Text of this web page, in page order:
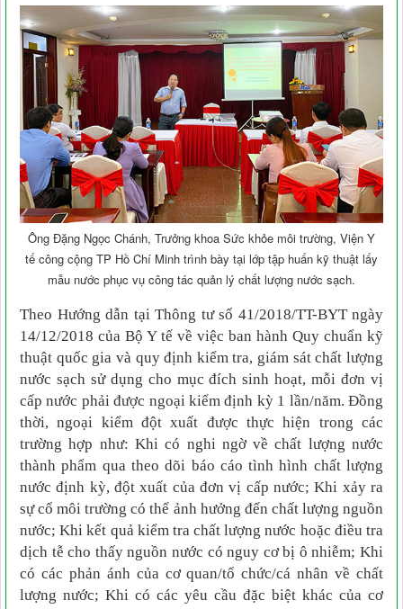
Ông Đặng Ngọc Chánh, Trưởng khoa Sức khỏe môi trường, Viện Y
tế công cộng TP Hồ Chí Minh trình bày tại lớp tập huấn kỹ thuật lấy
mẫu nước phục vụ công tác quản lý chất lượng nước sạch.
Theo Hướng dẫn tại Thông tư số 41/2018/TT-BYT ngày
14/12/2018 của Bộ Y tế về việc ban hành Quy chuẩn kỹ
thuật quốc gia và quy định kiểm tra, giám sát chất lượng
nước sạch sử dụng cho mục đích sinh hoạt, mỗi đơn vị
cấp nước phải được ngoại kiểm định kỳ1 lần/năm. Đồng
thời, ngoại kiểm đột xuất được thực hiện trong các
trường hợp như: Khi có nghi ngờ về chất lượng nước
thành phẩm qua theo dõi báo cáo tình hình chất lượng
nước định kỳ, đột xuất của đơn vị cấp nước; Khi xảy ra
sự cố môi trường có thể ảnh hưởng đến chất lượng nguồn
nước; Khi kết quả kiểm tra chất lượng nước hoặc điều tra
dịch tễ cho thấy nguồn nước có nguy cơ bị ô nhiễm; Khi
có các phản ánh của cơ quan/tổ chức/cá nhân về chất
lượng nước; Khi có các yêu cầu đặc biệt khác của cơ